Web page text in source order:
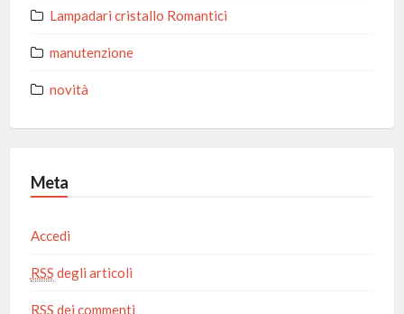
Lampadari cristallo Romantici
manutenzione
novità
Meta
Accedi
RSS degli articoli
RSS dei commenti